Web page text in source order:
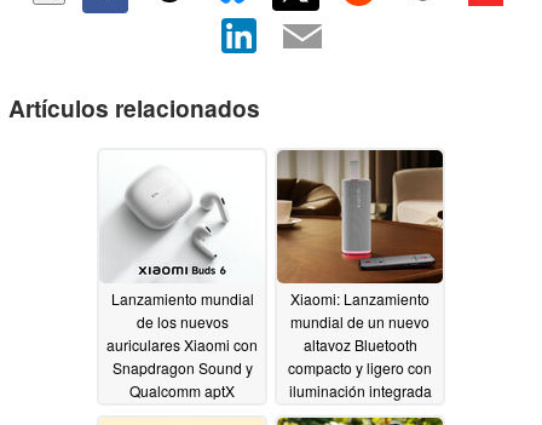
Artículos relacionados
Lanzamiento mundial
de los nuevos
auriculares Xiaomi con
Snapdragon Sound y
Qualcomm aptX
Lossless05/27/2026
Xiaomi: Lanzamiento
mundial de un nuevo
altavoz Bluetooth
compacto y ligero con
iluminación integrada
05/27/2026